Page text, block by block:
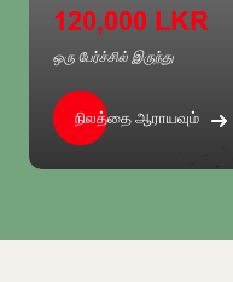
120,000 LKR
ஒரு பேர்ச்சில் இருந்து
நிலத்தை ஆராயவும்